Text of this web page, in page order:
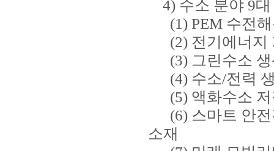
4) 수소 분야 9
(1) PEM 수전해
(2) 전기에너지
(3) 그린수소 생
(4) 수소/전력 생
(5) 액화수소 저
(6) 스마트 안전
소재